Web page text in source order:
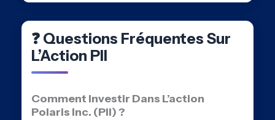
❓ Questions Fréquentes Sur
L’Action PII
Comment Investir Dans L’action
Polaris Inc. (PII) ?